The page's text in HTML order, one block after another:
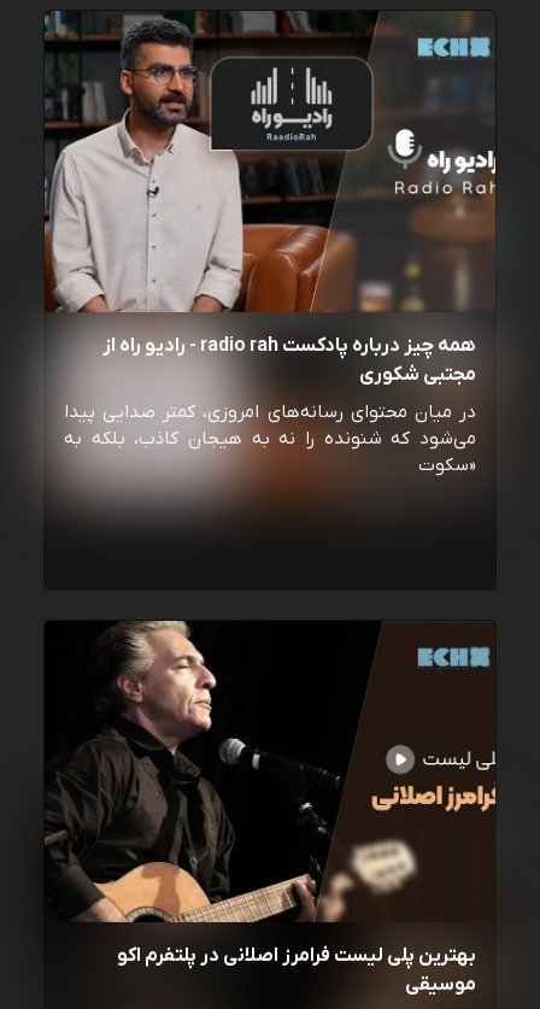
همه چیز درباره پادکست radio rah - رادیو راه از
مجتبی شکوری
در میان محتوای رسانه‌های امروزی، کمتر صدایی پیدا
می‌شود که شنونده را نه به هیجان کاذب، بلکه به
«سکوت
بهترین پلی لیست فرامرز اصلانی در پلتفرم اکو
موسیقی